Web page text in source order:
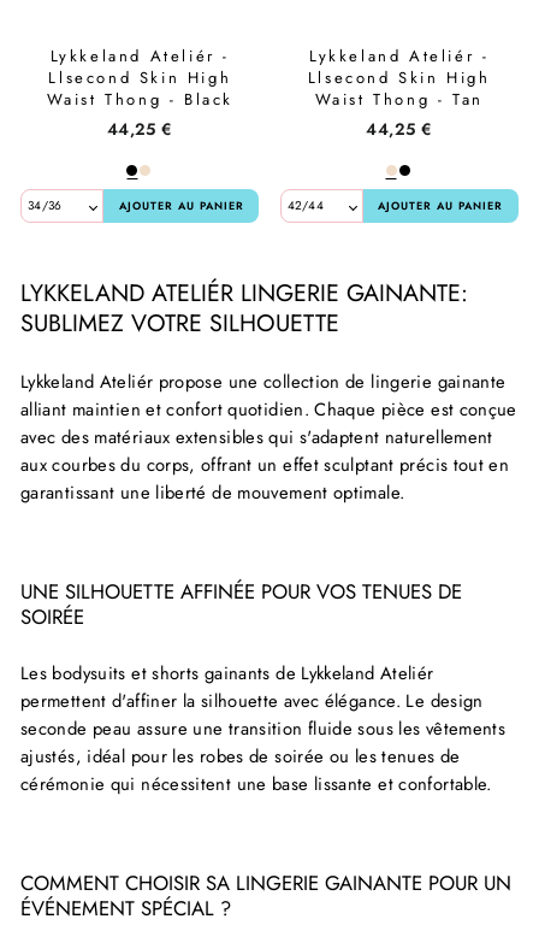
Lykkeland Ateliér -
Llsecond Skin High
Waist Thong - Black
44,25 €
AJOUTER AU PANIER
Lykkeland Ateliér -
Llsecond Skin High
Waist Thong - Tan
44,25 €
AJOUTER AU PANIER
LYKKELAND ATELIÉR LINGERIE GAINANTE:
SUBLIMEZ VOTRE SILHOUETTE
Lykkeland Ateliér propose une collection de lingerie gainante
alliant maintien et confort quotidien. Chaque pièce est conçue
avec des matériaux extensibles qui s'adaptent naturellement
aux courbes du corps, offrant un effet sculptant précis tout en
garantissant une liberté de mouvement optimale.
UNE SILHOUETTE AFFINÉE POUR VOS TENUES DE
SOIRÉE
Les bodysuits et shorts gainants de Lykkeland Ateliér
permettent d'affiner la silhouette avec élégance. Le design
seconde peau assure une transition fluide sous les vêtements
ajustés, idéal pour les robes de soirée ou les tenues de
cérémonie qui nécessitent une base lissante et confortable.
COMMENT CHOISIR SA LINGERIE GAINANTE POUR UN
ÉVÉNEMENT SPÉCIAL ?